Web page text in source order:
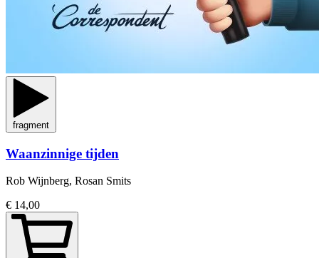
fragment
Waanzinnige tijden
Rob Wijnberg, Rosan Smits
€ 14,00